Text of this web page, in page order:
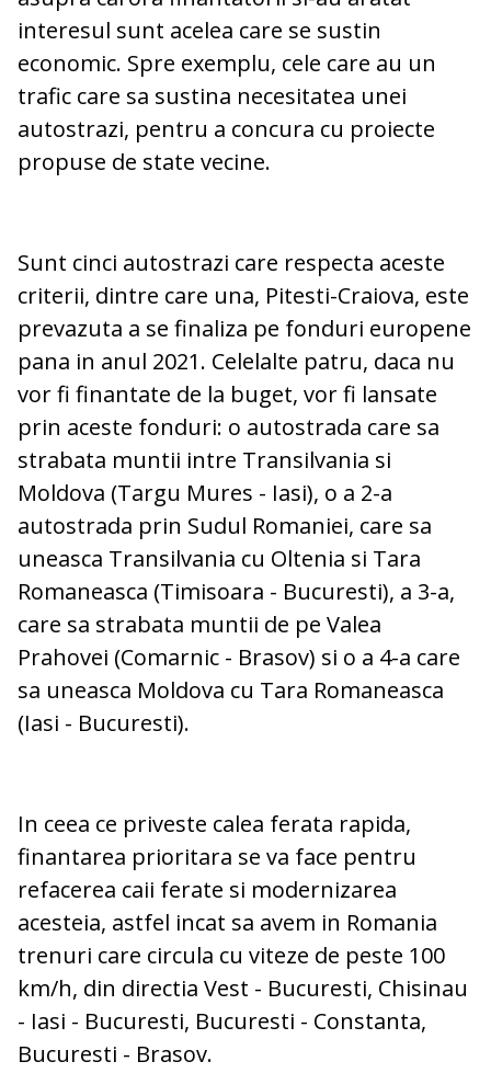
interesul sunt acelea care se sustin
economic. Spre exemplu, cele care au un
trafic care sa sustina necesitatea unei
autostrazi, pentru a concura cu proiecte
propuse de state vecine.
Sunt cinci autostrazi care respecta aceste
criterii, dintre care una, Pitesti-Craiova, este
prevazuta a se finaliza pe fonduri europene
pana in anul 2021. Celelalte patru, daca nu
vor fi finantate de la buget, vor fi lansate
prin aceste fonduri: o autostrada care sa
strabata muntii intre Transilvania si
Moldova (Targu Mures - Iasi), o a 2-a
autostrada prin Sudul Romaniei, care sa
uneasca Transilvania cu Oltenia si Tara
Romaneasca (Timisoara - Bucuresti), a 3-a,
care sa strabata muntii de pe Valea
Prahovei (Comarnic - Brasov) si o a 4-a care
sa uneasca Moldova cu Tara Romaneasca
(Iasi - Bucuresti).
In ceea ce priveste calea ferata rapida,
finantarea prioritara se va face pentru
refacerea caii ferate si modernizarea
acesteia, astfel incat sa avem in Romania
trenuri care circula cu viteze de peste 100
km/h, din directia Vest - Bucuresti, Chisinau
- Iasi - Bucuresti, Bucuresti - Constanta,
Bucuresti - Brasov.